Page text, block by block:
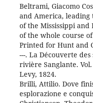
Beltrami, Giacomo
and America, leading
of the Mississippi
of the whole course
Printed for Hunt and
---. La Découverte
rivière Sanglante.
Levy, 1824.
Brilli, Attilio. Dove
esplorazione e